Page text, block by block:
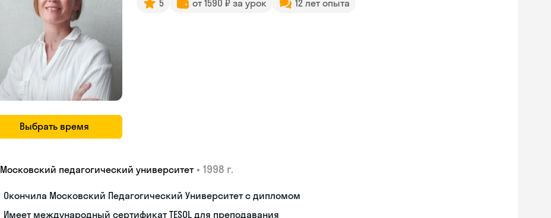
Выбрать время
5 от 1590 ₽ за урок 12 лет опыта
Московский педагогический университет • 1998 г.
Окончила Московский Педагогический Университет с дипломом
Имеет международный сертификат TESOL для преподавания